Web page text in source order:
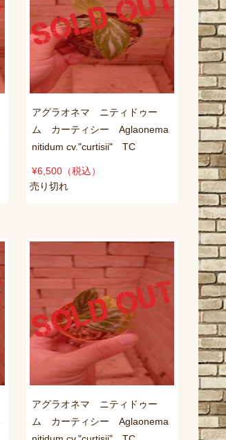
アグラオネマ ニティドゥー
ム カーティシー Aglaonema
nitidum cv."curtisii" TC
¥6,500 （税込）
売り切れ
アグラオネマ ニティドゥー
ム カーティシー Aglaonema